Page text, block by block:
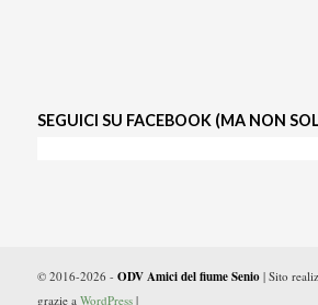
SEGUICI SU FACEBOOK (MA NON
© 2016-2026 - ODV Amici del fiume Senio| Sito
grazie a WordPress|